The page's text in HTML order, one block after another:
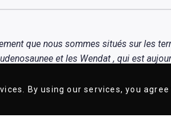
que nous sommes situés sur les
et les Wendat , qui est
By using our services, you